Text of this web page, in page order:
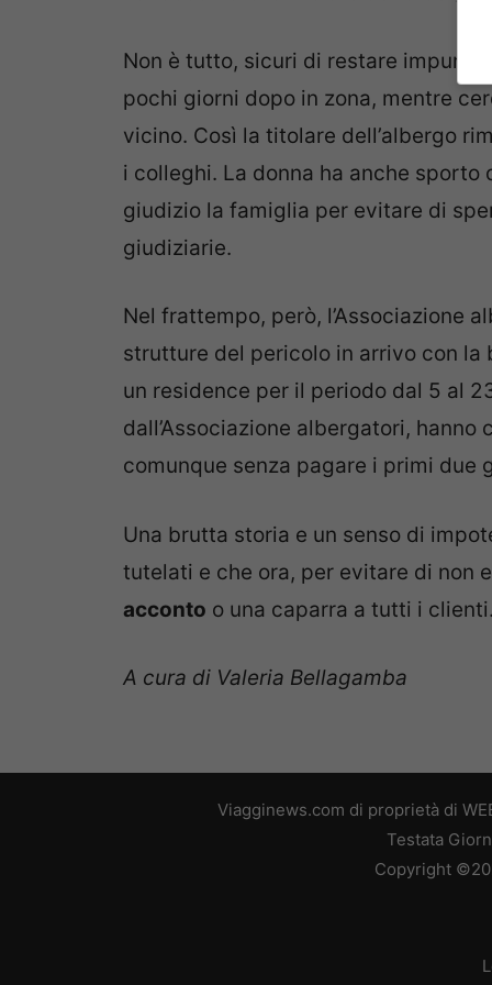
Non è tutto, sicuri di restare
pochi giorni dopo in zona, mentre
vicino. Così la titolare dell’albergo
i colleghi. La donna ha anche
giudizio la famiglia per evitare di
giudiziarie.
Nel frattempo, però, l’Associazione
strutture del pericolo in arrivo con
un residence per il periodo dal 5 al
dall’Associazione albergatori, hanno
comunque senza pagare i primi due
Una brutta storia e un senso di
tutelati e che ora, per evitare di non
acconto o una caparra a tutti i clienti.
A cura di Valeria Bellagamba
Viagginews.com di proprietà di
Testata
Copyright